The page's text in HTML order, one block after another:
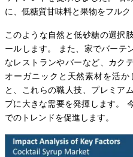
に、低糖質甘味料と果物をフルク
このような自然と低砂糖の選択
ールします。 また、家でバーテ
なレストランやバーなど、カク
オーガニックと天然素材を活
と、これらの職人技、プレミア
プに大きな需要を発揮します。
でのトレンドを促進します。